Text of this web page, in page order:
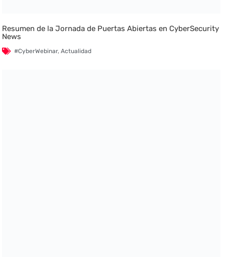
Resumen de la Jornada de Puertas Abiertas en CyberSecurity
News
#CyberWebinar,Actualidad